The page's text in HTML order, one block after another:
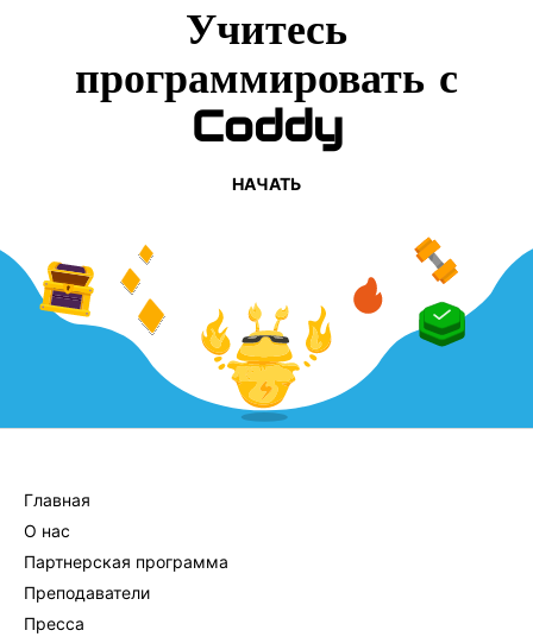
Учитесь
программировать с
Coddy
НАЧАТЬ
Главная
О нас
Партнерская программа
Преподаватели
Пресса